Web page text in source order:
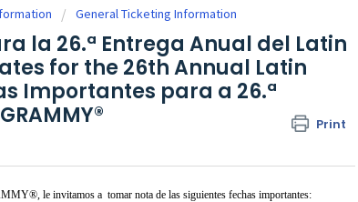
General Ticketing Information
la 26.ª Entrega Anual del Latin
for the 26th Annual Latin
Importantes para a 26.ª
Print
le invitamos a tomar nota de las siguientes fechas importantes: